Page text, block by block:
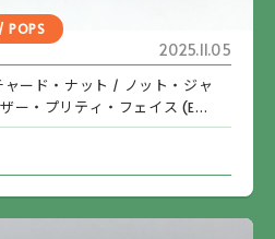
POPS
2025.11.05
ャード・ナット / ノット・ジャ
ー・プリティ・フェイス (EM1